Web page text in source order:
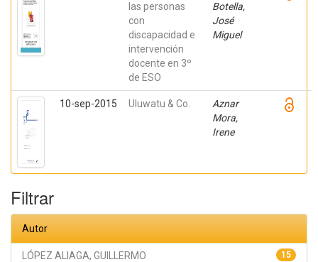
las personas
con
discapacidad e
intervención
docente en 3º
de ESO
Botella,
José
Miguel
10-sep-2015 Uluwatu & Co.
Aznar
Mora,
Irene
Filtrar
Autor
15
LÓPEZ ALIAGA, GUILLERMO